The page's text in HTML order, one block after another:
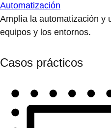
Automatización
Amplía la automatización y
equipos y los entornos.
Casos prácticos